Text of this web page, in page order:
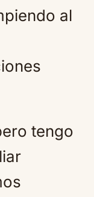
al
tengo